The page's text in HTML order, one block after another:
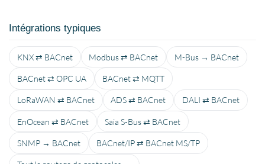
Intégrations typiques
KNX ⇄ BACnet Modbus ⇄ BACnet M-Bus → BACnet
BACnet ⇄ OPC UA BACnet ⇄ MQTT
LoRaWAN ⇄ BACnet ADS ⇄ BACnet DALI ⇄ BACnet
EnOcean ⇄ BACnet Saia S-Bus ⇄ BACnet
SNMP → BACnet BACnet/IP ⇄ BACnet MS/TP